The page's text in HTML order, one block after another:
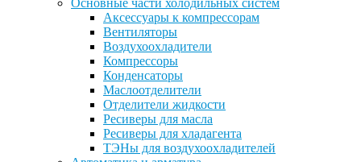
Основные части холодильных систем
Аксессуары к компрессорам
Вентиляторы
Воздухоохладители
Компрессоры
Конденсаторы
Маслоотделители
Отделители жидкости
Ресиверы для масла
Ресиверы для хладагента
ТЭНы для воздухоохладителей